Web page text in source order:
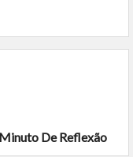
De Reflexão